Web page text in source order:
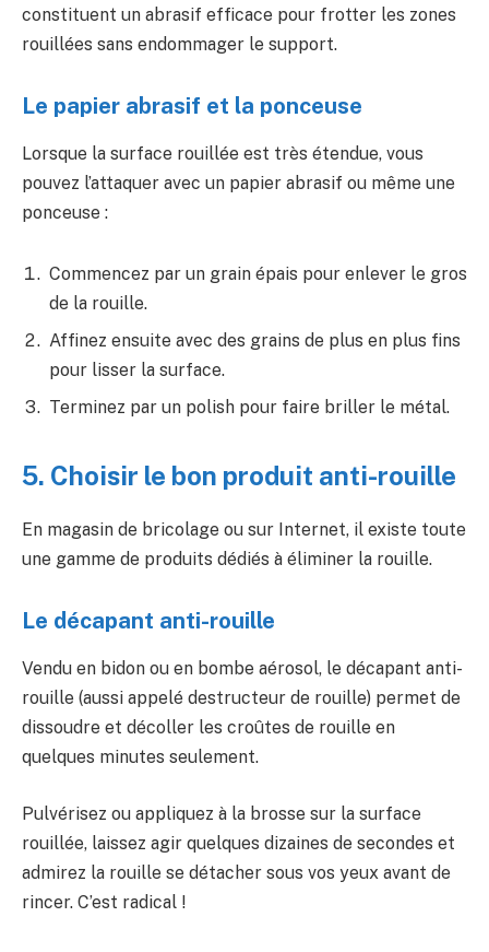
constituent un abrasif efficace pour frotter les zones
rouillées sans endommager le support.
Le papier abrasif et la ponceuse
Lorsque la surface rouillée est très étendue, vous
pouvez l’attaquer avec un papier abrasif ou même une
ponceuse :
Commencez par un grain épais pour enlever le gros
de la rouille.
Affinez ensuite avec des grains de plus en plus fins
pour lisser la surface.
Terminez par un polish pour faire briller le métal.
5. Choisir le bon produit anti-rouille
En magasin de bricolage ou sur Internet, il existe toute
une gamme de produits dédiés à éliminer la rouille.
Le décapant anti-rouille
Vendu en bidon ou en bombe aérosol, le décapant anti-
rouille (aussi appelé destructeur de rouille) permet de
dissoudre et décoller les croûtes de rouille en
quelques minutes seulement.
Pulvérisez ou appliquez à la brosse sur la surface
rouillée, laissez agir quelques dizaines de secondes et
admirez la rouille se détacher sous vos yeux avant de
rincer. C’est radical !